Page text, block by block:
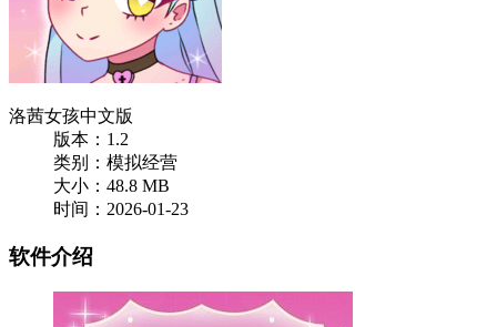
洛茜女孩中文版
版本：1.2
类别：模拟经营
大小：48.8 MB
时间：2026-01-23
软件介绍